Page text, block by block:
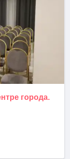
города.